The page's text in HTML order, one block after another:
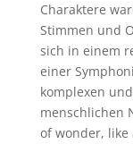
Charaktere
Stimmen und
sich in einem
einer
komplexen
menschlichen
of wonder, like